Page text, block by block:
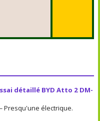
détaillé BYD Atto 2 DM-
Presqu'une électrique.